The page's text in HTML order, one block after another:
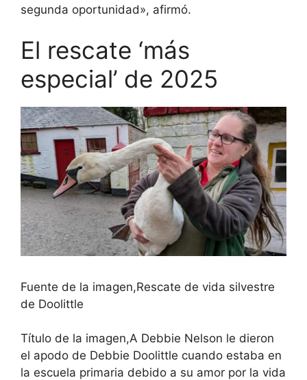
segunda oportunidad», afirmó.
El rescate ‘más
especial’ de 2025
Fuente de la imagen,Rescate de vida silvestre
de Doolittle
Título de la imagen,A Debbie Nelson le dieron
el apodo de Debbie Doolittle cuando estaba en
la escuela primaria debido a su amor por la vida